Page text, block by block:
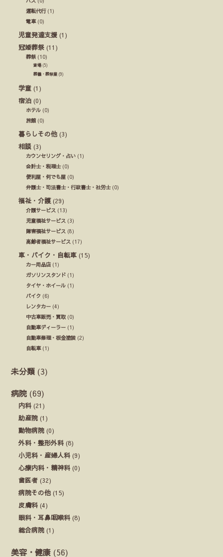
運転代行(1)
電車(0)
児童発達支援 (1)
冠婚葬祭 (11)
葬祭(10)
斎場(5)
葬儀・葬祭業 (9)
学童 (1)
宿泊 (0)
ホテル (0)
旅館 (0)
暮らしその他 (3)
相談 (3)
カウンセリング・占い (1)
会計士・税理士(0)
便利屋・何でも屋 (0)
弁護士・司法書士・行政書士・社労士(0)
福祉・介護(29)
介護サービス (13)
児童福祉サービス (3)
障害福祉サービス (8)
高齢者福祉サービス (17)
車・バイク・自転車 (15)
カー用品店 (1)
ガソリンスタンド (1)
タイヤ・ホイール (1)
バイク (6)
レンタカー (4)
中古車販売・買取 (0)
自動車ディーラー (1)
自動車修理・板金塗装 (2)
自転車(1)
未分類 (3)
病院 (69)
内科 (21)
助産院 (1)
動物病院 (0)
外科・整形外科 (8)
小児科・産婦人科 (9)
心療内科・精神科 (0)
歯医者 (32)
病院その他 (15)
皮膚科 (4)
眼科・耳鼻咽喉科 (8)
総合病院 (1)
美容・健康 (56)